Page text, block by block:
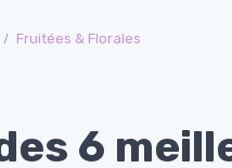
Fruitées & Florales
6